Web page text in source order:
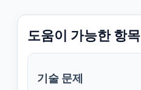
도움이 가능한 항목
기술 문제